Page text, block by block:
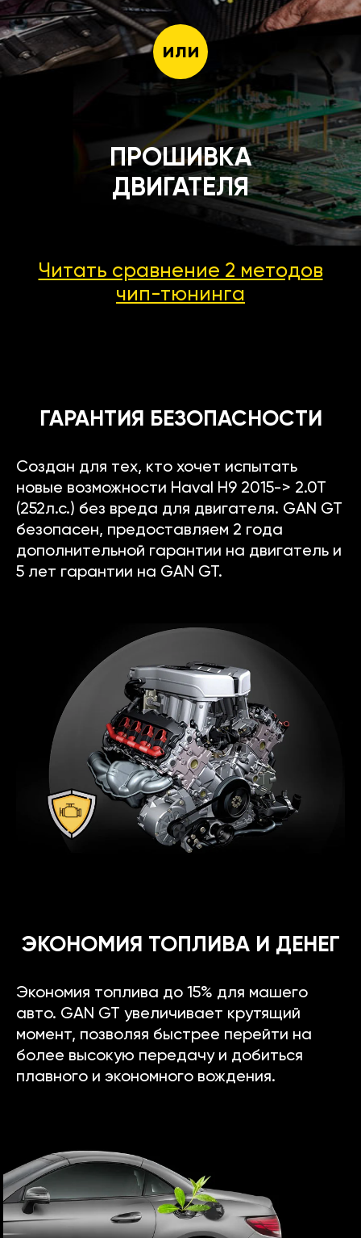
или
ПРОШИВКА
ДВИГАТЕЛЯ
Читать сравнение 2 методов
чип-тюнинга
ГАРАНТИЯ БЕЗОПАСНОСТИ
Создан для тех, кто хочет испытать
новые возможности Haval H9 2015-> 2.0T
(252л.с.) без вреда для двигателя. GAN GT
безопасен, предоставляем 2 года
дополнительной гарантии на двигатель и
5 лет гарантии на GAN GT.
ЭКОНОМИЯ ТОПЛИВА И ДЕНЕГ
Экономия топлива до 15% для машего
авто. GAN GT увеличивает крутящий
момент, позволяя быстрее перейти на
более высокую передачу и добиться
плавного и экономного вождения.